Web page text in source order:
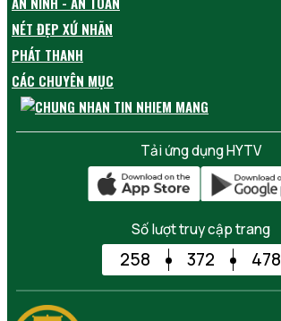
NÉT ĐẸP XỨ NHÃN
PHÁT THANH
CÁC CHUYÊN MỤC
Tải ứng dụng HYTV
Số lượt truy cập trang
258 372 478